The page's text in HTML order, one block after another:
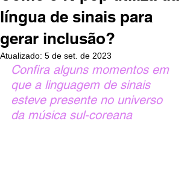
língua de sinais para
gerar inclusão?
Atualizado: 5 de set. de 2023
Confira alguns momentos em
que a linguagem de sinais
esteve presente no universo
da música sul-coreana